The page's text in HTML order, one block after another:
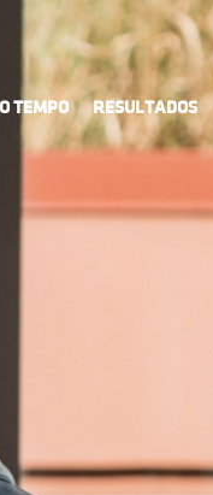
TEMPO RESULTADOS